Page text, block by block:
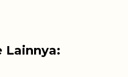
Lainnya: